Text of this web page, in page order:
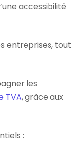
accessibilité
entreprises, tout
les
TVA, grâce aux
: